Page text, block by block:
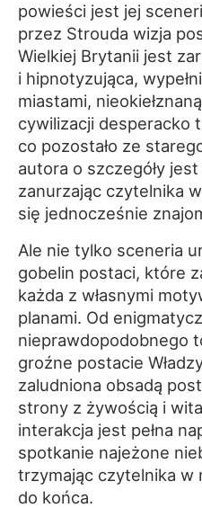
powieści jest jej
przez Strouda wizja
Wielkiej Brytanii jest
i hipnotyzująca,
miastami,
cywilizacji desperacko
co pozostało ze
autora o szczegóły
zanurzając czytelnika
się jednocześnie
Ale nie tylko sceneria
gobelin postaci, które
każda z własnymi
planami. Od
nieprawdopodobnego
groźne postacie
zaludniona obsadą
strony z żywością i
interakcja jest pełna
spotkanie najeżone
trzymając czytelnika w
do końca.